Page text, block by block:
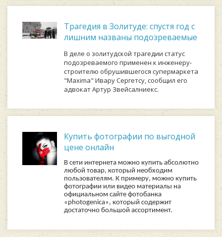
Трагедия в Золитуде: спустя год с
лишним названы подозреваемые
В деле о золитудской трагедии статус
подозреваемого применен к инженеру-
строителю обрушившегося супермаркета
"Maxima" Ивару Сергетсу, сообщил его
адвокат Артур Звейсалниекс.
Купить фотографии по выгодной
цене онлайн
В сети интернета можно купить абсолютно
любой товар, который необходим
пользователям. К примеру, можно купить
фотографии или видео материалы на
официальном сайте фотобанка
«photogenica», который содержит
достаточно большой ассортимент.